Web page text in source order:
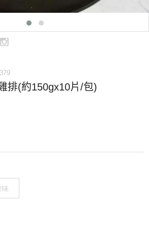
排(約150gx10片/包)